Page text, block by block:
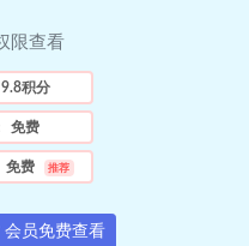
限查看
9.8积分
免费
免费 推荐
会员免费查看